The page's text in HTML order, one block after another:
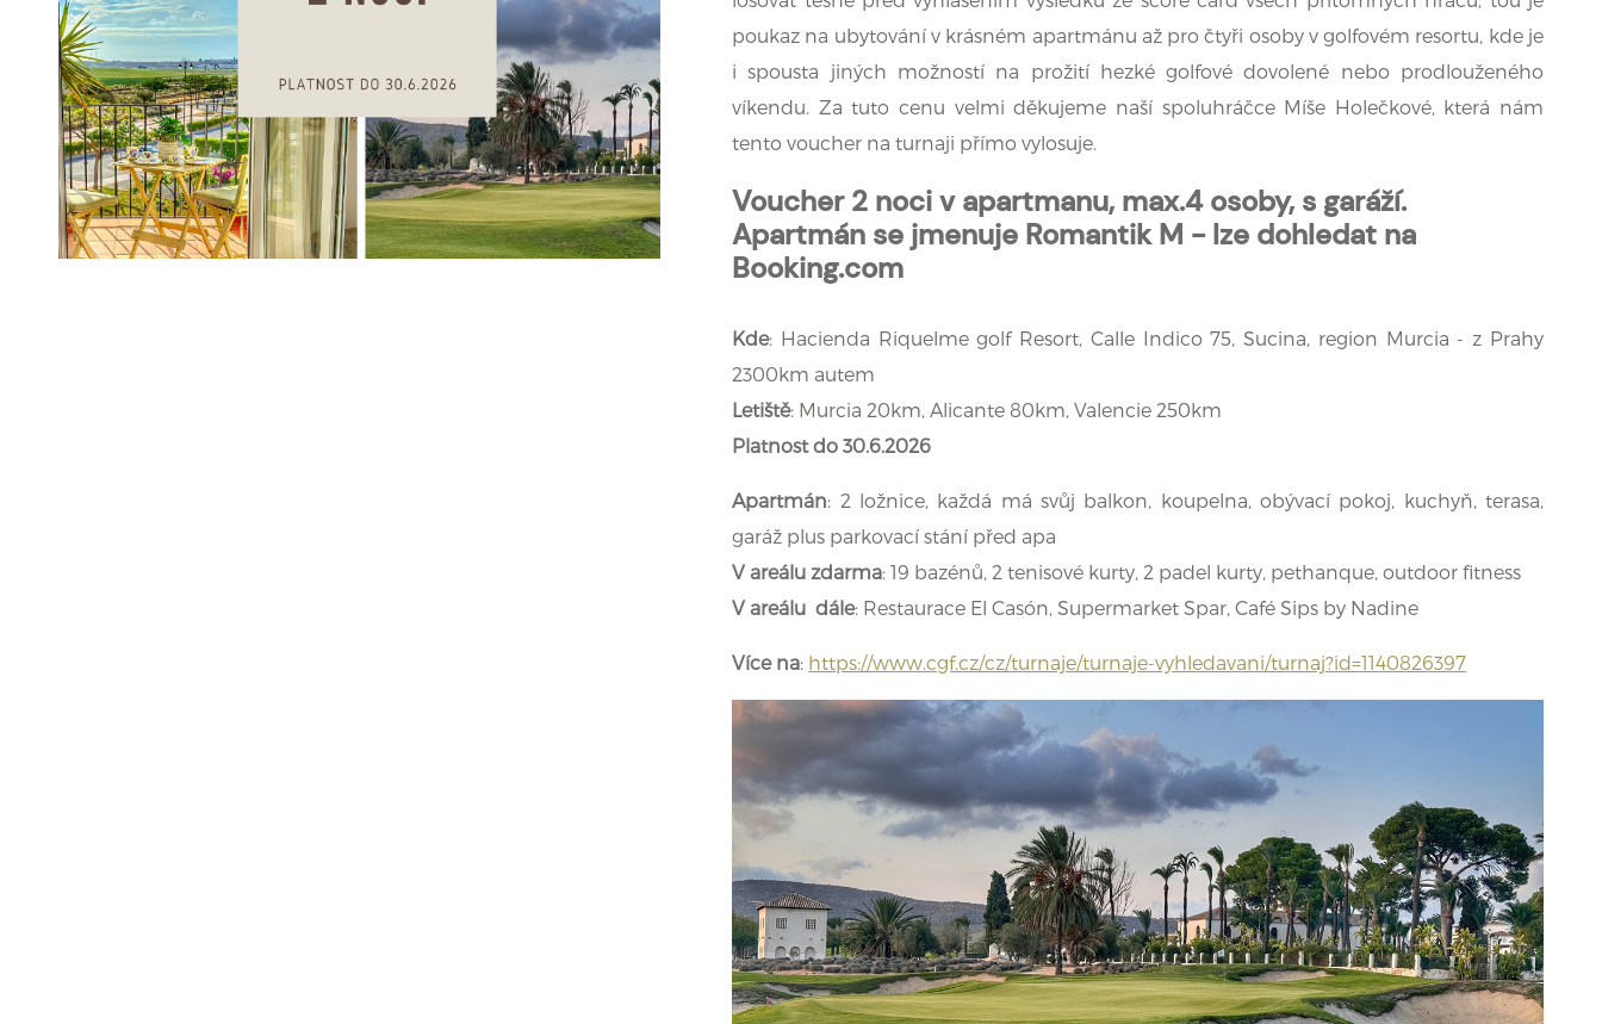
poukaz na ubytování v krásném apartmánu až pro čtyři osoby v golfovém resortu, kde je
i spousta jiných možností na prožití hezké golfové dovolené nebo prodlouženého
víkendu. Za tuto cenu velmi děkujeme naší spoluhráčce Míše Holečkové, která nám
tento voucher na turnaji přímo vylosuje.
Voucher 2 noci v apartmanu, max.4 osoby, s garáží.
Apartmán se jmenuje Romantik M - lze dohledat na
Booking.com
Kde: Hacienda Riquelme golf Resort, Calle Indico 75, Sucina, region Murcia - z Prahy
2300km autem
Letiště: Murcia 20km, Alicante 80km, Valencie 250km
Platnost do 30.6.2026
Apartmán: 2 ložnice, každá má svůj balkon, koupelna, obývací pokoj, kuchyň, terasa,
garáž plus parkovací stání před apa
V areálu zdarma: 19 bazénů, 2 tenisové kurty, 2 padel kurty, pethanque, outdoor fitness
V areálu dále: Restaurace El Casón, Supermarket Spar, Café Sips by Nadine
Více na: https://www.cgf.cz/cz/turnaje/turnaje-vyhledavani/turnaj?id=1140826397